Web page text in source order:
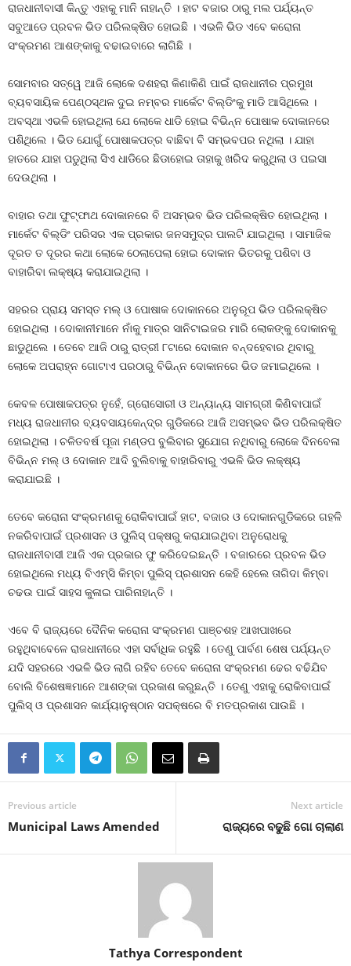
ରାଜଧାନୀବାସୀ କିନ୍ତୁ ଏହାକୁ ମାନି ନାହାନ୍ତି । ହାଟ ବଜାର ଠାରୁ ମଲ ପର୍ଯ୍ୟନ୍ତ
ସବୁଆଡେ ପ୍ରବଳ ଭିଡ ପରିଲକ୍ଷିତ ହୋଇଛି । ଏଭଳି ଭିଡ ଏବେ କରୋନା
ସଂକ୍ରମଣ ଆଶଙ୍କାକୁ ବଢାଇବାରେ ଲାଗିଛି ।
ସୋମବାର ସତ୍ୱେ ଆଜି ଲୋକେ ଦଶହରା କିଣାକିଣି ପାଇଁ ରାଜଧାନୀର ପ୍ରମୁଖ
ବ୍ୟବସାୟିକ ପେଣ୍ଠସ୍ଥଳ ଦୁଇ ନମ୍ବର ମାର୍କେଟ ବିଲ୍ଡିଂକୁ ମାଡି ଆସିଥିଲେ ।
ଅବସ୍ଥା ଏଭଳି ହୋଇଥିଲା ଯେ ଲୋକେ ଧାଡି ହୋଇ ବିଭିନ୍ନ ପୋଷାକ ଦୋକାନରେ
ପଶିଥିଲେ । ଭିଡ ଯୋଗୁଁ ପୋଷାକପତ୍ର ବାଛିବା ବି ସମ୍ଭବପର ନଥିଲା । ଯାହା
ହାତରେ ଯାହା ପଡୁଥିଲା ସିଏ ଧାଡିରେ ଛିଡାହୋଇ ତାହାକୁ ଖରିଦ କରୁଥିଲା ଓ ପଇସା
ଦେଉଥିଲା ।
ବାହାର ତଥା ଫୁଟ୍‍ଫାଥ ଦୋକାନରେ ବି ଅସମ୍ଭବ ଭିଡ ପରିଲକ୍ଷିତ ହୋଇଥିଲା ।
ମାର୍କେଟ ବିଲ୍ଡିଂ ପରିସର ଏକ ପ୍ରକାର ଜନସମୁଦ୍ର ପାଲଟି ଯାଇଥିଲା । ସାମାଜିକ
ଦୂରତ ତ ଦୂରର କଥା ଲୋକେ ଠେଲାପେଲା ହୋଇ ଦୋକାନ ଭିତରକୁ ପଶିବା ଓ
ବାହାରିବା ଲକ୍ଷ୍ୟ କରାଯାଇଥିଲା ।
ସହରର ପ୍ରାୟ ସମସ୍ତ ମଲ୍‍ ଓ ପୋଷାକ ଦୋକାନରେ ଅନୁରୂପ ଭିଡ ପରିଲକ୍ଷିତ
ହୋଇଥିଲା । ଦୋକାନୀମାନେ ନାଁକୁ ମାତ୍ର ସାନିଟାଇଜର ମାରି ଲୋକଙ୍କୁ ଦୋକାନକୁ
ଛାଡୁଥିଲେ । ତେବେ ଆଜି ଠାରୁ ରାତ୍ରୀ ୮ଟାରେ ଦୋକାନ ବନ୍ଦହେବାର ଥିବାରୁ
ଲୋକେ ଅପରାହ୍ନ ଗୋଟାଏ ପରଠାରୁ ବିଭିନ୍ନ ଦୋକାନରେ ଭିଡ ଜମାଇଥିଲେ ।
କେବଳ ପୋଷାକପତ୍ର ନୁହେଁ, ଗ୍ରୋସୋରୀ ଓ ଅନ୍ୟାନ୍ୟ ସାମଗ୍ରୀ କିଣିବାପାଇଁ
ମଧ୍ୟ ରାଜଧାନୀର ବ୍ୟବସାୟକେନ୍ଦ୍ର ଗୁଡିକରେ ଆଜି ଅସମ୍ଭବ ଭିଡ ପରିଲକ୍ଷିତ
ହୋଇଥିଲା । ଚଳିତବର୍ଷ ପୂଜା ମଣ୍ଡପ ବୁଲିବାର ସୁଯୋଗ ନଥିବାରୁ ଲୋକେ ଦିନବେଳା
ବିଭିନ୍ନ ମଲ୍‍ ଓ ଦୋକାନ ଆଦି ବୁଲିବାକୁ ବାହାରିବାରୁ ଏଭଳି ଭିଡ ଲକ୍ଷ୍ୟ
କରାଯାଇଛି ।
ତେବେ କରୋନା ସଂକ୍ରମଣକୁ ରୋକିବାପାଇଁ ହାଟ, ବଜାର ଓ ଦୋକାନଗୁଡିକରେ ଗହଳି
ନକରିବାପାଇଁ ପ୍ରଶାସନ ଓ ପୁଲିସ୍‍ ପକ୍ଷରୁ କରାଯାଇଥିବା ଅନୁରୋଧକୁ
ରାଜଧାନୀବାସୀ ଆଜି ଏକ ପ୍ରକାର ଫୁ କରିଦେଇଛନ୍ତି । ବଜାରରେ ପ୍ରବଳ ଭିଡ
ହୋଇଥିଲେ ମଧ୍ୟ ବିଏମ୍‍ସି କିମ୍ବା ପୁଲିସ୍‍ ପ୍ରଶାସନ କେହି ହେଲେ ତାଗିଦା କିମ୍ବା
ଚଢଉ ପାଇଁ ସାହସ କୁଳାଇ ପାରିନାହାନ୍ତି ।
ଏବେ ବି ରାଜ୍ୟରେ ଦୈନିକ କରୋନା ସଂକ୍ରମଣ ପାଞ୍ଚଶହ ଆଖପାଖରେ
ରହୁଥିବାବେଳେ ରାଜଧାନୀରେ ଏହା ସର୍ବାଧିକ ରହୁଛି । ତେଣୁ ପାର୍ବଣ ଶେଷ ପର୍ଯ୍ୟନ୍ତ
ଯଦି ସହରରେ ଏଭଳି ଭିଡ ଲାଗି ରହିବ ତେବେ କରୋନା ସଂକ୍ରମଣ ଢେର ବଢିଯିବ
ବୋଲି ବିଶେଷଜ୍ଞମାନେ ଆଶଙ୍କା ପ୍ରକାଶ କରୁଛନ୍ତି । ତେଣୁ ଏହାକୁ ରୋକିବାପାଇଁ
ପୁଲିସ୍‍ ଓ ପ୍ରଶାସନ କାର୍ଯ୍ୟାନୁଷ୍ଠାନ ସପକ୍ଷରେ ବି ମତପ୍ରକାଶ ପାଉଛି ।
Previous article
Municipal Laws Amended
Next article
ରାଜ୍ୟରେ ବଢୁଛି ଗୋ ଚାଲାଣ
Tathya Correspondent